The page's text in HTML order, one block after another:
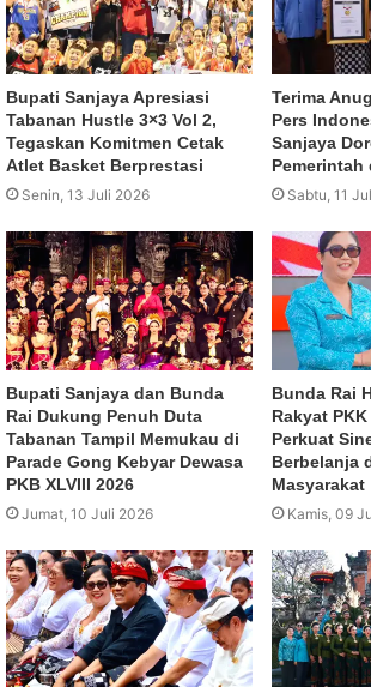
Bupati Sanjaya Apresiasi
Tabanan Hustle 3×3 Vol 2,
Tegaskan Komitmen Cetak
Atlet Basket Berprestasi
Senin, 13 Juli 2026
Terima
Pers
Sanjaya
Pemerintah
Sabtu, 11
Bupati Sanjaya dan Bunda
Rai Dukung Penuh Duta
Tabanan Tampil Memukau di
Parade Gong Kebyar Dewasa
PKB XLVIII 2026
Jumat, 10 Juli 2026
Bunda Rai
Rakyat
Perkuat
Berbelanja
Masyarakat
Kamis, 09